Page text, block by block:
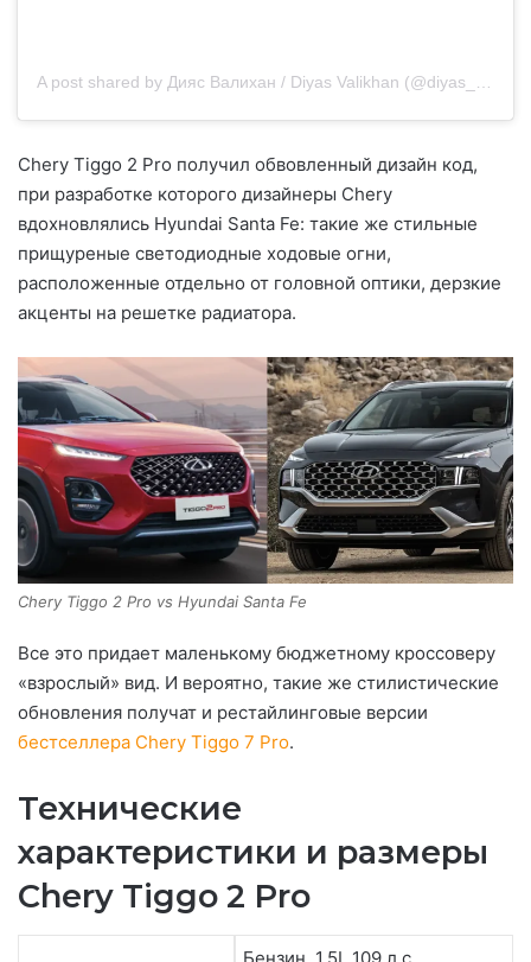
Chery Tiggo 2 Pro получил обвовленный дизайн код,
при разработке которого дизайнеры Chery
вдохновлялись Hyundai Santa Fe: такие же стильные
прищуреные светодиодные ходовые огни,
расположенные отдельно от головной оптики, дерзкие
акценты на решетке радиатора.
Chery Tiggo 2 Pro vs Hyundai Santa Fe
Все это придает маленькому бюджетному кроссоверу
«взрослый» вид. И вероятно, такие же стилистические
обновления получат и рестайлинговые версии
бестселлера Chery Tiggo 7 Pro.
Технические
характеристики и размеры
Chery Tiggo 2 Pro
Бензин, 1.5L 109 л.с